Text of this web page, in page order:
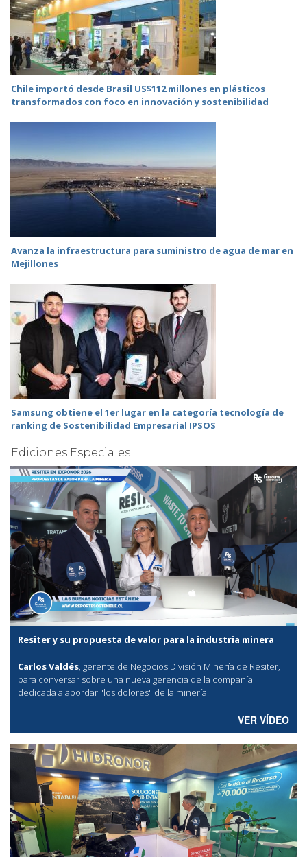
Chile importó desde Brasil US$112 millones en plásticos
transformados con foco en innovación y sostenibilidad
Avanza la infraestructura para suministro de agua de mar en
Mejillones
Samsung obtiene el 1er lugar en la categoría tecnología de
ranking de Sostenibilidad Empresarial IPSOS
Ediciones Especiales
Resiter y su propuesta de valor para la industria minera
Carlos Valdés, gerente de Negocios División Minería de Resiter,
para conversar sobre una nueva gerencia de la compañía
dedicada a abordar "los dolores" de la minería.
VER VÍDEO